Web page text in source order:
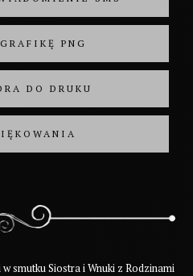
PNG
DO DRUKU
smutku Siostra i Wnuki z Rodzinami